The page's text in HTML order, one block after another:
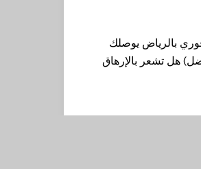
بالرياض يوصلك
هل تشعر بالإرهاق